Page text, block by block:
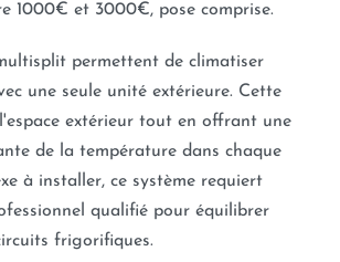
1000€ et 3000€, pose comprise.
permettent de climatiser
une seule unité extérieure. Cette
extérieur tout en offrant une
de la température dans chaque
à installer, ce système requiert
qualifié pour équilibrer
frigorifiques.